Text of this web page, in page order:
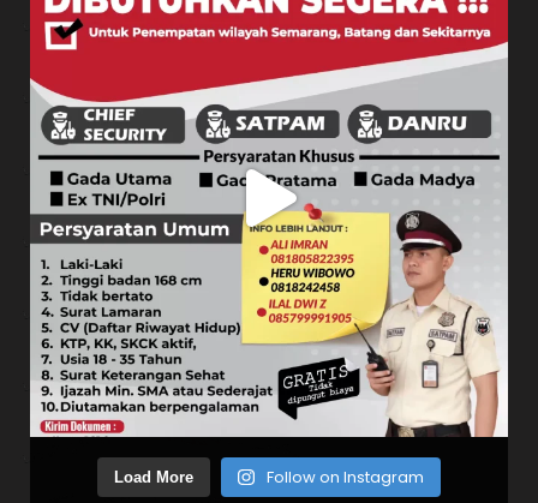
Load More Follow on Instagram